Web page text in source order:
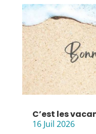
C’est les
16 Juil 2026